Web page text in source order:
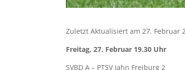
Zuletzt Aktualisiert am 27. Februar
Freitag, 27. Februar 19.30 Uhr
SVBD A – PTSV Jahn Freiburg 2